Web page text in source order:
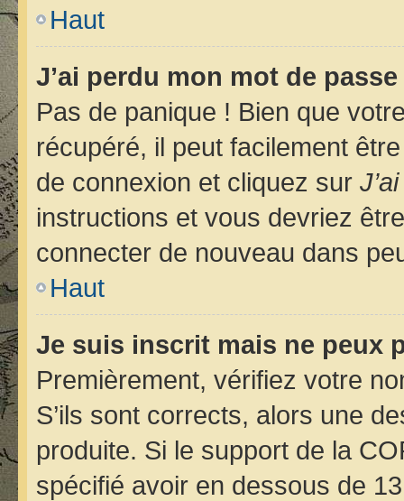
Haut
J’ai perdu mon mot de
Pas de panique ! Bien que
récupéré, il peut facilement
de connexion et cliquez sur
instructions et vous devriez
connecter de nouveau dans
Haut
Je suis inscrit mais ne peux
Premièrement, vérifiez votre
S’ils sont corrects, alors une
produite. Si le support de la
spécifié avoir en dessous de